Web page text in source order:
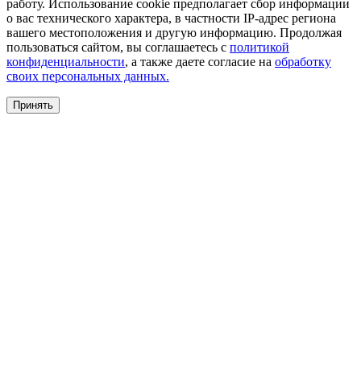
работу. Использование cookie предполагает сбор информации
о вас технического характера, в частности IP-адрес региона
вашего местоположения и другую информацию. Продолжая
пользоваться сайтом, вы соглашаетесь с политикой
конфиденциальности, а также даете согласие на обработку
своих персональных данных.
Принять